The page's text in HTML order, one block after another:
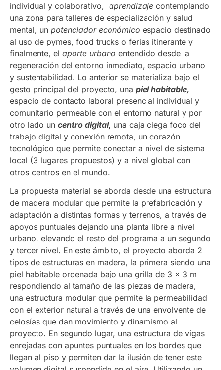
individual y colaborativo, aprendizaje contemplando
una zona para talleres de especialización y salud
mental, un potenciador económico espacio destinado
al uso de pymes, food trucks o ferias itinerante y
finalmente, el aporte urbano entendido desde la
regeneración del entorno inmediato, espacio urbano
y sustentabilidad. Lo anterior se materializa bajo el
gesto principal del proyecto, una piel habitable,
espacio de contacto laboral presencial individual y
comunitario permeable con el entorno natural y por
otro lado un centro digital, una caja ciega foco del
trabajo digital y conexión remota, un corazón
tecnológico que permite conectar a nivel de sistema
local (3 lugares propuestos) y a nivel global con
otros centros en el mundo.
La propuesta material se aborda desde una estructura
de madera modular que permite la prefabricación y
adaptación a distintas formas y terrenos, a través de
apoyos puntuales dejando una planta libre a nivel
urbano, elevando el resto del programa a un segundo
y tercer nivel. En este ámbito, el proyecto aborda 2
tipos de estructuras en madera, la primera siendo una
piel habitable ordenada bajo una grilla de 3 x 3 m
respondiendo al tamaño de las piezas de madera,
una estructura modular que permite la permeabilidad
con el exterior natural a través de una envolvente de
celosías que dan movimiento y dinamismo al
proyecto. En segundo lugar, una estructura de vigas
enrejadas con apuntes puntuales en los bordes que
llegan al piso y permiten dar la ilusión de tener este